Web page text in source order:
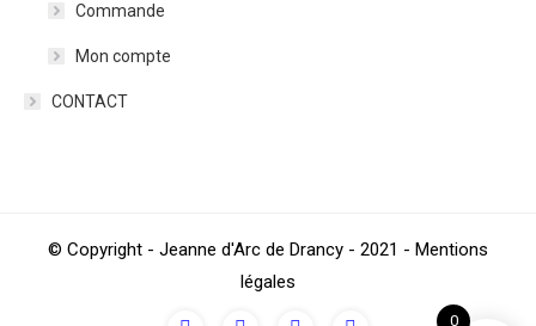
Commande
Mon compte
CONTACT
0
© Copyright - Jeanne d'Arc de Drancy - 2021 - Mentions
légales